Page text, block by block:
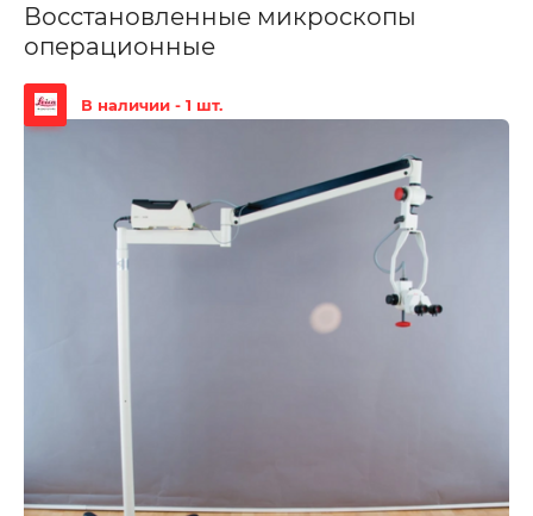
Восстановленные микроскопы
операционные
В наличии - 1 шт.